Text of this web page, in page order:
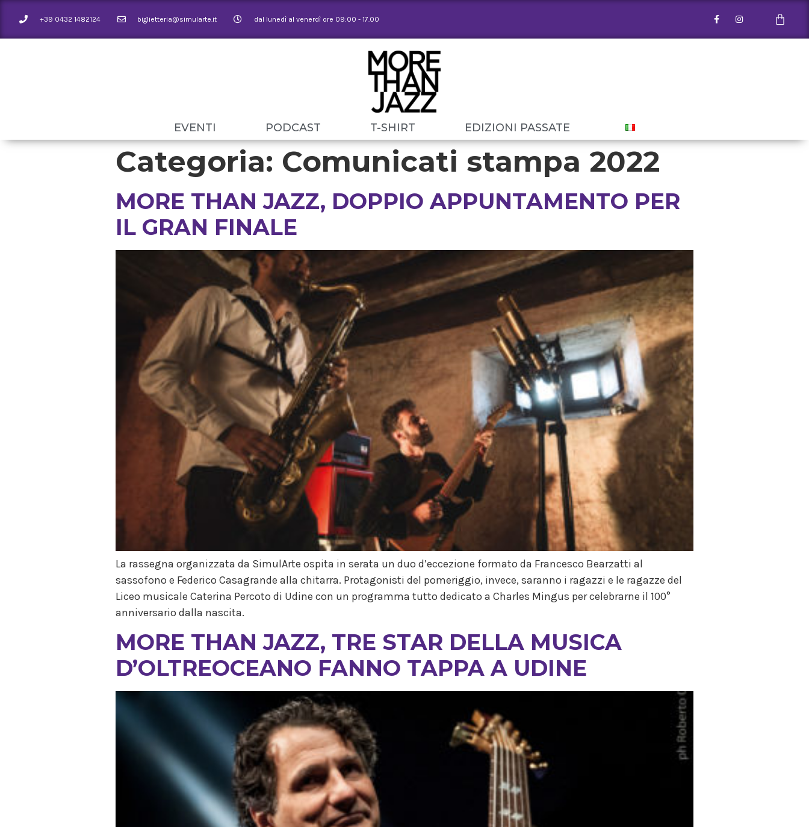
+39 0432 1482124 biglietteria@simularte.it dal lunedì al venerdì ore 09:00 - 17.00
EVENTI PODCAST T-SHIRT EDIZIONI PASSATE
Categoria: Comunicati stampa 2022
MORE THAN JAZZ, DOPPIO APPUNTAMENTO PER
IL GRAN FINALE
La rassegna organizzata da SimulArte ospita in serata un duo d’eccezione formato da Francesco Bearzatti al
sassofono e Federico Casagrande alla chitarra. Protagonisti del pomeriggio, invece, saranno i ragazzi e le ragazze del
Liceo musicale Caterina Percoto di Udine con un programma tutto dedicato a Charles Mingus per celebrarne il 100°
anniversario dalla nascita.
MORE THAN JAZZ, TRE STAR DELLA MUSICA
D’OLTREOCEANO FANNO TAPPA A UDINE